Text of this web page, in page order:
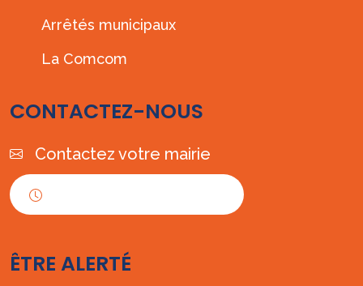
Arrêtés municipaux
La Comcom
CONTACTEZ-NOUS
Contactez votre mairie
ÊTRE ALERTÉ